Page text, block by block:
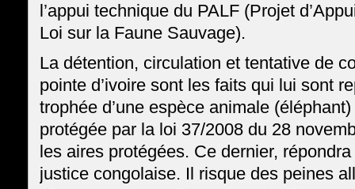
l’appui technique du PALF (Projet
Loi sur la Faune Sauvage).
La détention, circulation et tentative de
pointe d’ivoire sont les faits qui lui sont
trophée d’une espèce animale
protégée par la loi 37/2008 du 28
les aires protégées. Ce dernier,
justice congolaise. Il risque des peines